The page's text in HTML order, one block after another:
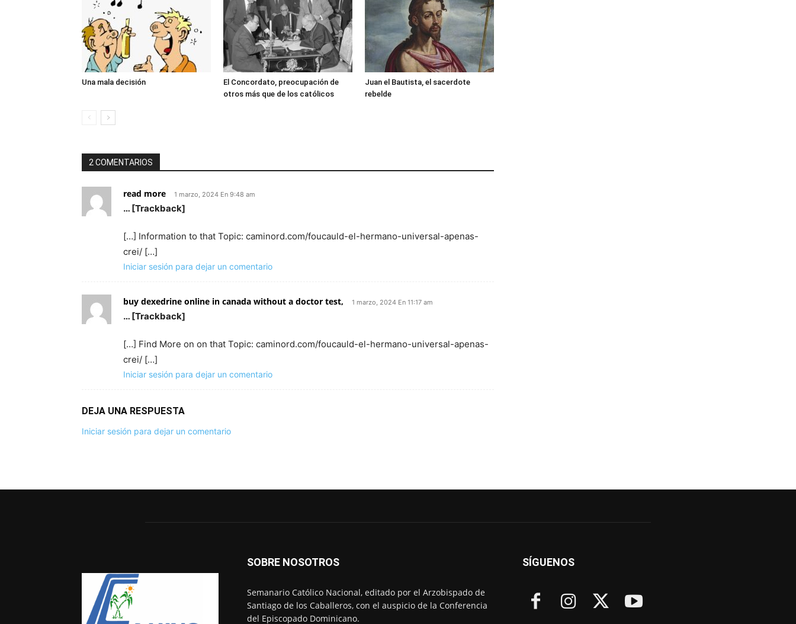
Una mala decisión
El Concordato, preocupación de
otros más que de los católicos
Juan el Bautista, el sacerdote
rebelde
2 COMENTARIOS
read more 1 marzo, 2024 En 9:48 am
… [Trackback]
[…] Information to that Topic: caminord.com/foucauld-el-hermano-universal-apenas-
crei/ […]
Iniciar sesión para dejar un comentario
buy dexedrine online in canada without a doctor test, 1 marzo, 2024 En 11:17 am
… [Trackback]
[…] Find More on on that Topic: caminord.com/foucauld-el-hermano-universal-apenas-
crei/ […]
Iniciar sesión para dejar un comentario
DEJA UNA RESPUESTA
Iniciar sesión para dejar un comentario
SOBRE NOSOTROS
Semanario Católico Nacional, editado por el Arzobispado de
Santiago de los Caballeros, con el auspicio de la Conferencia
del Episcopado Dominicano.
SÍGUENOS